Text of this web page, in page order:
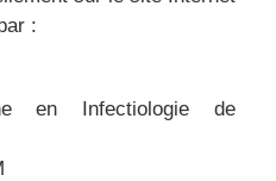
:
en Infectiologie de